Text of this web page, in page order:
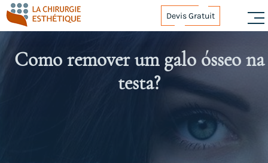
Skip
to
content
Devis Gratuit
Como remover um galo ósseo na
testa?